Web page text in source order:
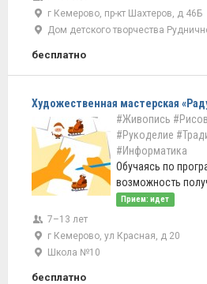
г Кемерово, пр-кт Шахтеров, д 46Б
Дом детского творчества
бесплатно
Художественная мастерская
#Живопись
#Рукоделие
#Информатика
Обучаясь по
возможность
Прием: идет
7–13 лет
г Кемерово, ул Красная, д 20
Школа №10
бесплатно